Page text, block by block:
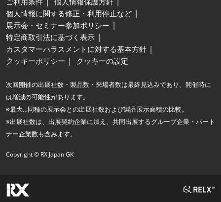
個人情報に関する修正・利用停止など
展示会・セミナー参加ポリシー
特定商取引法に基づく表示
カスタマーハラスメントに対する基本方針
クッキーポリシー
クッキーの設定
次回開催の出展社数・製品数・来場者数は最終見込みであり、開催時に
は増減の可能性があります。
※最大…同種の展示会との出展社数および製品展示面積の比較。
※出展社数は、出展契約企業に加え、共同出展するグループ企業・パート
ナー企業数も含みます。
Copyright © RX Japan GK